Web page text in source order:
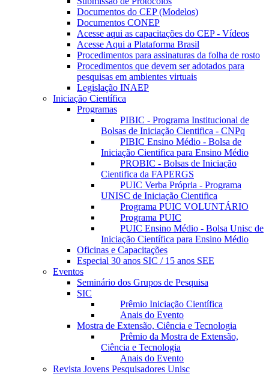
Documentos do CEP (Modelos)
Documentos CONEP
Acesse aqui as capacitações do CEP - Vídeos
Acesse Aqui a Plataforma Brasil
Procedimentos para assinaturas da folha de rosto
Procedimentos que devem ser adotados para
pesquisas em ambientes virtuais
Legislação INAEP
Iniciação Científica
Programas
PIBIC - Programa Institucional de
Bolsas de Iniciação Cientifica - CNPq
PIBIC Ensino Médio - Bolsa de
Iniciação Cientifica para Ensino Médio
PROBIC - Bolsas de Iniciação
Cientifica da FAPERGS
PUIC Verba Própria - Programa
UNISC de Iniciação Cientifica
Programa PUIC VOLUNTÁRIO
Programa PUIC
PUIC Ensino Médio - Bolsa Unisc de
Iniciação Científica para Ensino Médio
Oficinas e Capacitações
Especial 30 anos SIC / 15 anos SEE
Eventos
Seminário dos Grupos de Pesquisa
SIC
Prêmio Iniciação Científica
Anais do Evento
Mostra de Extensão, Ciência e Tecnologia
Prêmio da Mostra de Extensão,
Ciência e Tecnologia
Anais do Evento
Revista Jovens Pesquisadores Unisc